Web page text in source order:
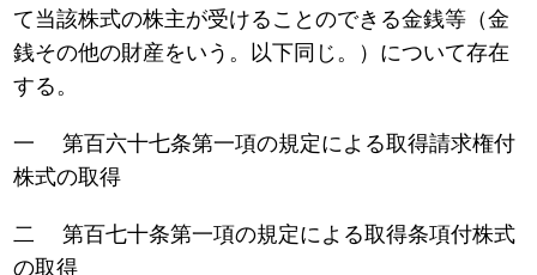
て当該株式の株主が受けることのできる金銭等（金
銭その他の財産をいう。以下同じ。）について存在
する。
一 第百六十七条第一項の規定による取得請求権付
株式の取得
二 第百七十条第一項の規定による取得条項付株式
の取得